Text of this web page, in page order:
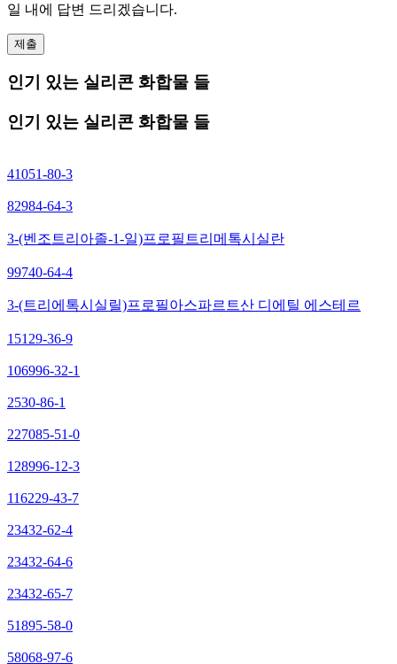
일 내에 답변 드리겠습니다.
제출
인기 있는 실리콘 화합물 들
인기 있는 실리콘 화합물 들
41051-80-3
82984-64-3
3-(벤조트리아졸-1-일)프로필트리메톡시실란
99740-64-4
3-(트리에톡시실릴)프로필아스파르트산 디에틸 에스테르
15129-36-9
106996-32-1
2530-86-1
227085-51-0
128996-12-3
116229-43-7
23432-62-4
23432-64-6
23432-65-7
51895-58-0
58068-97-6